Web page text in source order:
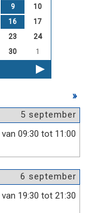
9
10
16
17
23
24
30 1
»
5 september
van 09:30 tot 11:00
6 september
van 19:30 tot 21:30